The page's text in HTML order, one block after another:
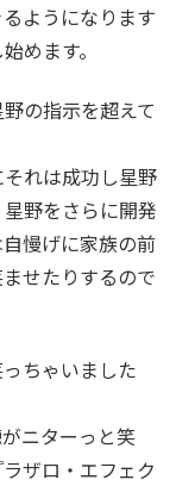
ようになります
めます。
の指示を超えて
れは成功し星野
野をさらに開発
慢げに家族の前
せたりするので
ちゃいました
ニターっと笑
ザロ・エフェク